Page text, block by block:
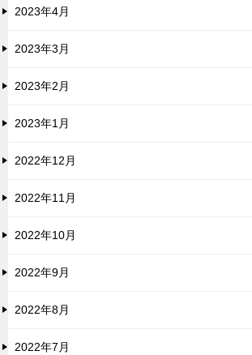
2023年4月
2023年3月
2023年2月
2023年1月
2022年12月
2022年11月
2022年10月
2022年9月
2022年8月
2022年7月